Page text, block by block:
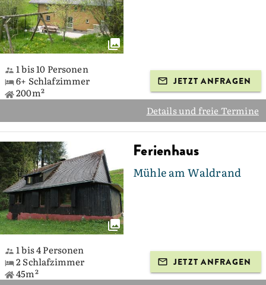
1 bis 10 Personen
6+ Schlafzimmer
200m²
JETZT ANFRAGEN
Details und freie Termine
Ferienhaus
Mühle am Waldrand
1 bis 4 Personen
2 Schlafzimmer
45m²
JETZT ANFRAGEN